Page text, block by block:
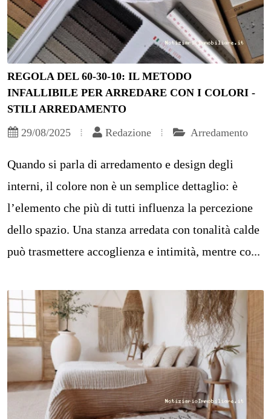
REGOLA DEL 60-30-10: IL METODO
INFALLIBILE PER ARREDARE CON I COLORI -
STILI ARREDAMENTO
29/08/2025
Redazione Arredamento
Quando si parla di arredamento e design degli
interni, il colore non è un semplice dettaglio: è
l’elemento che più di tutti influenza la percezione
dello spazio. Una stanza arredata con tonalità calde
può trasmettere accoglienza e intimità, mentre co...